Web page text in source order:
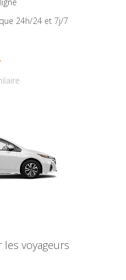
24h/24 et 7j/7
les voyageurs